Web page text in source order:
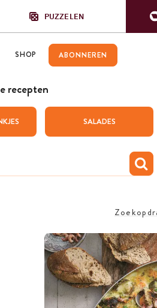
PUZZELEN
SHOP ABONNEREN
recepten
SALADES